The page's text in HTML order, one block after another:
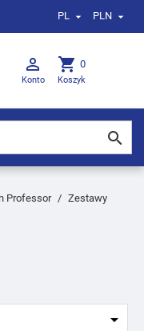
PL  PLN 

Konto
shopping_cart 0
Koszyk

Professor
Zestawy
